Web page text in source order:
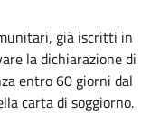
già iscritti in
la dichiarazione di
entro 60 giorni dal
carta di soggiorno.